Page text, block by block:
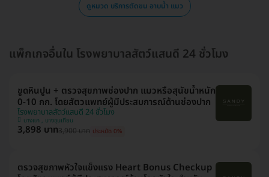
ดูหมวด บริการตัดขน อาบน้ำ แมว
แพ็กเกจอื่นใน โรงพยาบาลสัตว์แสนดี 24 ชั่วโมง
ขูดหินปูน + ตรวจสุขภาพช่องปาก แมวหรือสุนัขน้ำหนัก
0-10 กก. โดยสัตวแพทย์ผู้มีประสบการณ์ด้านช่องปาก
โรงพยาบาลสัตว์แสนดี 24 ชั่วโมง
บางแค , บางขุนเทียน
3,898 บาท3,900 บาท ประหยัด 0%
ตรวจสุขภาพหัวใจแข็งแรง Heart Bonus Checkup